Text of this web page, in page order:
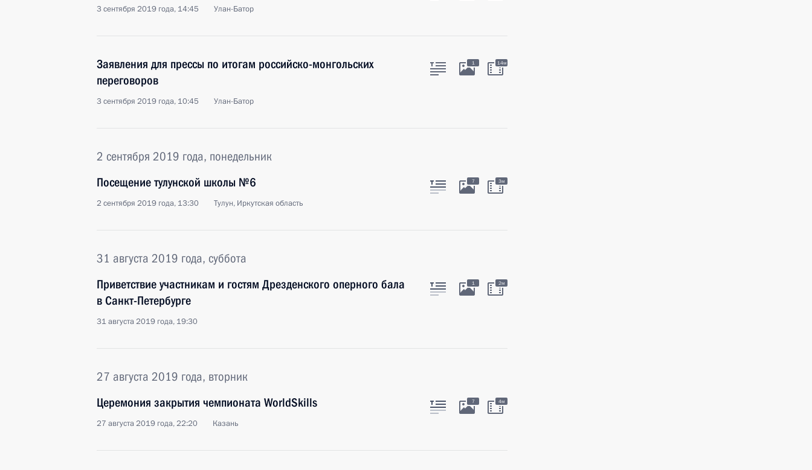
3 сентября 2019 года, 14:45 Улан-Батор
Заявления для прессы по итогам российско-монгольских
переговоров
3 сентября 2019 года, 10:45 Улан-Батор
1 14м
2 сентября 2019 года, понедельник
Посещение тулунской школы №6
2 сентября 2019 года, 13:30 Тулун, Иркутская область
7 3м
31 августа 2019 года, суббота
Приветствие участникам и гостям Дрезденского оперного бала
в Санкт-Петербурге
31 августа 2019 года, 19:30
1 2м
27 августа 2019 года, вторник
Церемония закрытия чемпионата WorldSkills
27 августа 2019 года, 22:20 Казань
7 4м